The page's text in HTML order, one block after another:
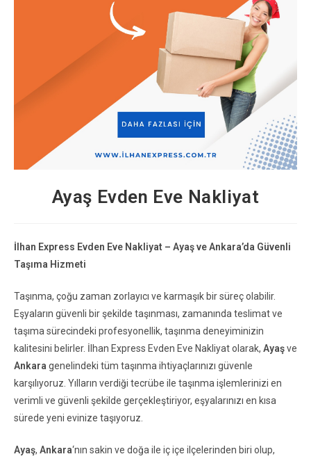
Ayaş Evden Eve Nakliyat
İlhan Express Evden Eve Nakliyat – Ayaş ve Ankara’da Güvenli
Taşıma Hizmeti
Taşınma, çoğu zaman zorlayıcı ve karmaşık bir süreç olabilir.
Eşyaların güvenli bir şekilde taşınması, zamanında teslimat ve
taşıma sürecindeki profesyonellik, taşınma deneyiminizin
kalitesini belirler. İlhan Express Evden Eve Nakliyat olarak, Ayaşve
Ankara genelindeki tüm taşınma ihtiyaçlarınızı güvenle
karşılıyoruz. Yılların verdiği tecrübe ile taşınma işlemlerinizi en
verimli ve güvenli şekilde gerçekleştiriyor, eşyalarınızı en kısa
sürede yeni evinize taşıyoruz.
Ayaş, Ankara‘nın sakin ve doğa ile iç içe ilçelerinden biri olup,